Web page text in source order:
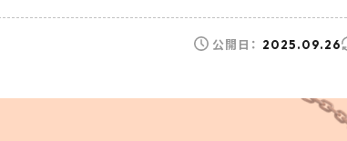
公開日： 2025.09.26